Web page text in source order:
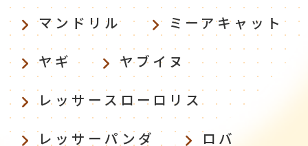
マンドリル
ミーアキャット
ヤギ
ヤブイヌ
レッサースローロリス
レッサーパンダ
ロバ